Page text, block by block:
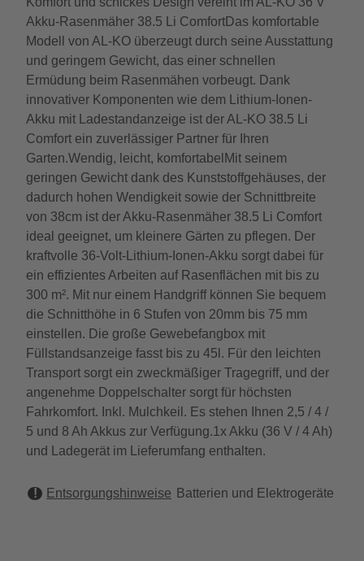
Akku-Rasenmäher 38.5 Li ComfortDas komfortable
Modell von AL-KO überzeugt durch seine Ausstattung
und geringem Gewicht, das einer schnellen
Ermüdung beim Rasenmähen vorbeugt. Dank
innovativer Komponenten wie dem Lithium-Ionen-
Akku mit Ladestandanzeige ist der AL-KO 38.5 Li
Comfort ein zuverlässiger Partner für Ihren
Garten.Wendig, leicht, komfortabelMit seinem
geringen Gewicht dank des Kunststoffgehäuses, der
dadurch hohen Wendigkeit sowie der Schnittbreite
von 38cm ist der Akku-Rasenmäher 38.5 Li Comfort
ideal geeignet, um kleinere Gärten zu pflegen. Der
kraftvolle 36-Volt-Lithium-Ionen-Akku sorgt dabei für
ein effizientes Arbeiten auf Rasenflächen mit bis zu
300 m². Mit nur einem Handgriff können Sie bequem
die Schnitthöhe in 6 Stufen von 20mm bis 75 mm
einstellen. Die große Gewebefangbox mit
Füllstandsanzeige fasst bis zu 45l. Für den leichten
Transport sorgt ein zweckmäßiger Tragegriff, und der
angenehme Doppelschalter sorgt für höchsten
Fahrkomfort. Inkl. Mulchkeil. Es stehen Ihnen 2,5 / 4 /
5 und 8 Ah Akkus zur Verfügung.1x Akku (36 V / 4 Ah)
und Ladegerät im Lieferumfang enthalten.
Entsorgungshinweise Batterien und Elektrogeräte